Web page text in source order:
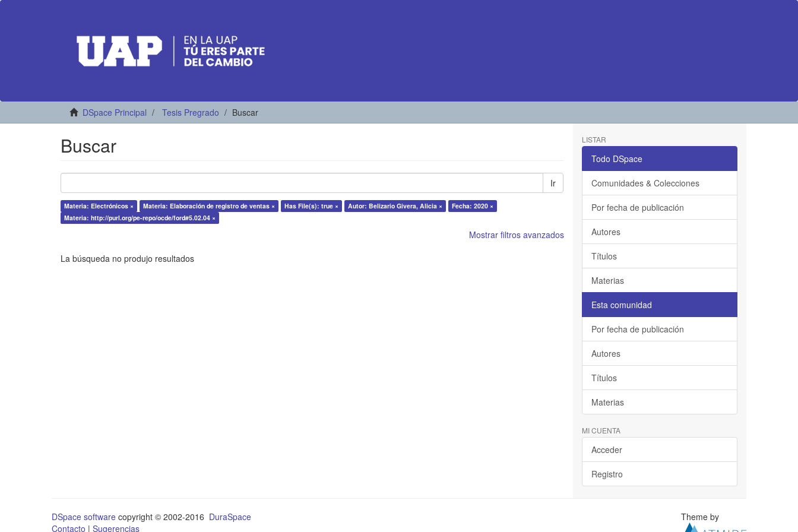
DSpace Principal Tesis Pregrado Buscar
Buscar
Ir
Materia: Electrónicos × Materia: Elaboración de registro de ventas × Has File(s): true × Autor: Belizario Givera, Alicia ×
Fecha: 2020 ×
Materia: http://purl.org/pe-repo/ocde/ford#5.02.04 ×
Mostrar filtros avanzados
La búsqueda no produjo resultados
LISTAR
Todo DSpace
Comunidades & Colecciones
Por fecha de publicación
Autores
Títulos
Materias
Esta comunidad
Por fecha de publicación
Autores
Títulos
Materias
MI CUENTA
Acceder
Registro
DSpace software copyright © 2002-2016 DuraSpace
Contacto | Sugerencias
Theme by